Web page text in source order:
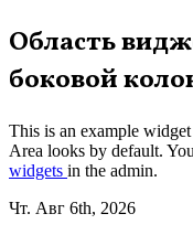
Перейти
к
содержимому
Область
боковой
This is an example
Area looks by default.
widgets in the admin.
Чт. Авг 6th, 2026